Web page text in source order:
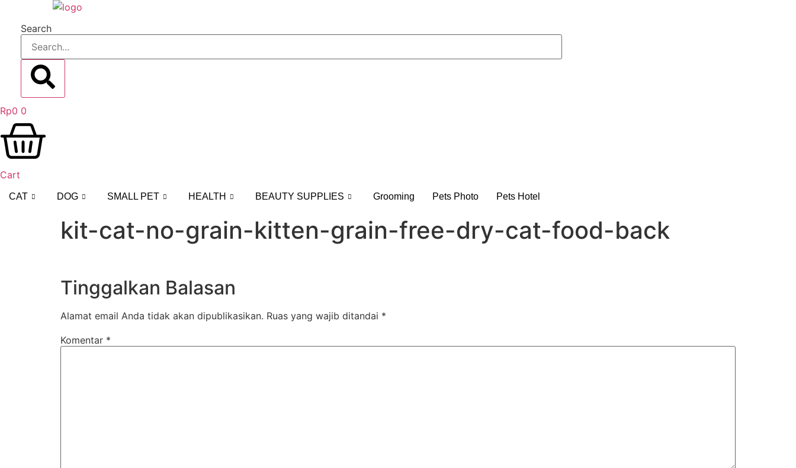
konten
Search
Rp0 0
Cart
CAT DOG SMALL PET HEALTH BEAUTY SUPPLIES Grooming Pets Photo Pets Hotel
kit-cat-no-grain-kitten-grain-free-dry-cat-food-back
Tinggalkan Balasan
Alamat email Anda tidak akan dipublikasikan. Ruas yang wajib ditandai *
Komentar *